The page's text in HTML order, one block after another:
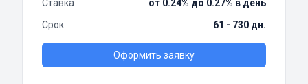
Ставка
от 0.24% до 0.27% в день
Срок
61 - 730 дн.
Оформить заявку